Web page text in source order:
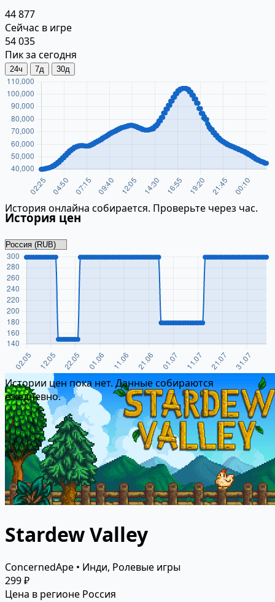
44 877
Сейчас в игре
54 035
Пик за сегодня
24ч 7д 30д
История онлайна собирается. Проверьте через час.
История цен
Истории цен пока нет. Данные собираются
ежедневно.
Stardew Valley
ConcernedApe • Инди, Ролевые игры
299 ₽
Цена в регионе Россия